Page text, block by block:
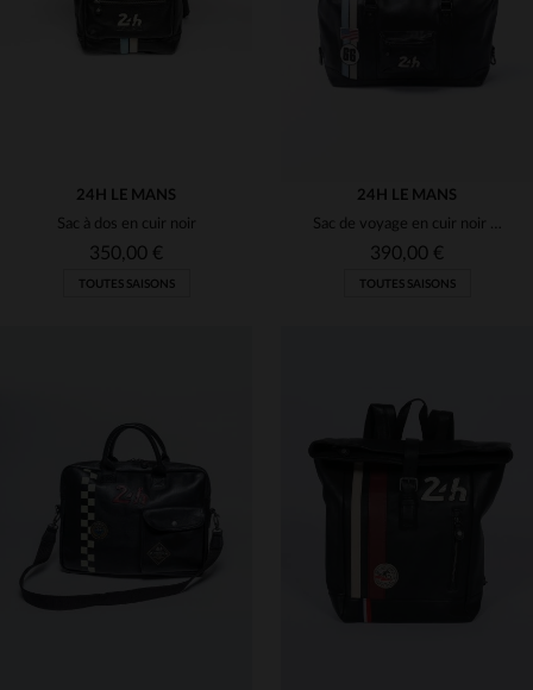
TAILLES DISPONIBLES
24H LE MANS
Sac à dos en cuir noir
350,00 €
TOUTES SAISONS
TAILLES DISPONIBLES
24H LE MANS
Sac de voyage en cuir noir Le Mans 66
390,00 €
TOUTES SAISONS